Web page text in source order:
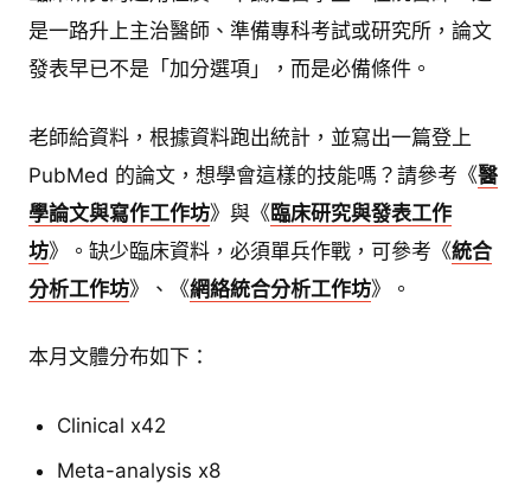
是一路升上主治醫師、準備專科考試或研究所，論文
發表早已不是「加分選項」，而是必備條件。
老師給資料，根據資料跑出統計，並寫出一篇登上
PubMed 的論文，想學會這樣的技能嗎？請參考《醫
學論文與寫作工作坊》與《 臨床研究與發表工作
坊》。缺少臨床資料，必須單兵作戰，可參考《統合
分析工作坊》、《網絡統合分析工作坊》。
本月文體分布如下：
Clinical x42
Meta-analysis x8